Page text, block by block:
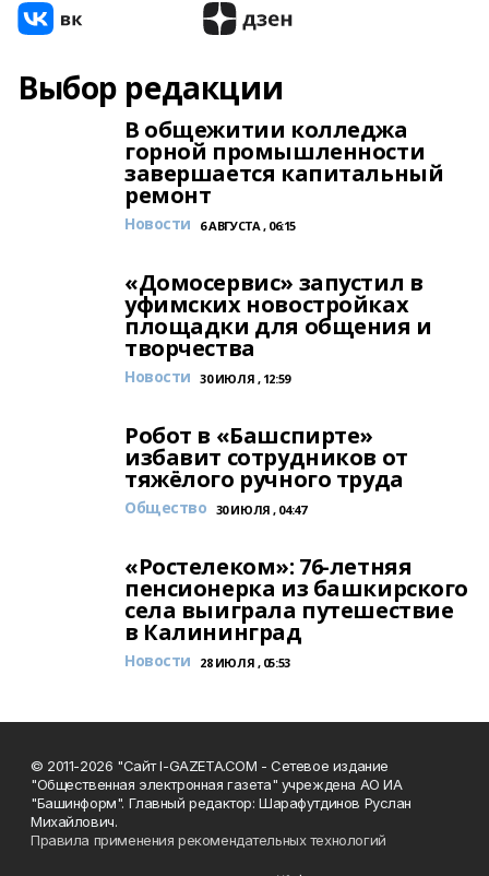
Выбор редакции
В общежитии колледжа
горной промышленности
завершается капитальный
ремонт
Новости 6 АВГУСТА , 06:15
«Домосервис» запустил в
уфимских новостройках
площадки для общения и
творчества
Новости 30 ИЮЛЯ , 12:59
Робот в «Башспирте»
избавит сотрудников от
тяжёлого ручного труда
Общество 30 ИЮЛЯ , 04:47
«Ростелеком»: 76-летняя
пенсионерка из башкирского
села выиграла путешествие
в Калининград
Новости 28 ИЮЛЯ , 05:53
© 2011-2026 "Сайт I-GAZETA.COM - Сетевое издание
"Общественная электронная газета" учреждена АО ИА
"Башинформ". Главный редактор: Шарафутдинов Руслан
Михайлович.
Правила применения рекомендательных технологий